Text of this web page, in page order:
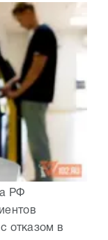
РФ
отказом в